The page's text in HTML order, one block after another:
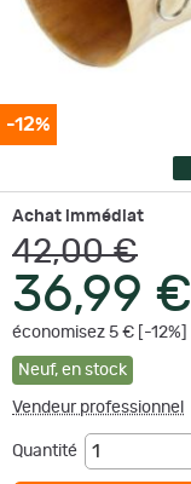
-12%
Achat immédiat
42,00 €
36,99 €
économisez 5 € [-12%]
Neuf, en stock
Vendeur professionnel
Quantité